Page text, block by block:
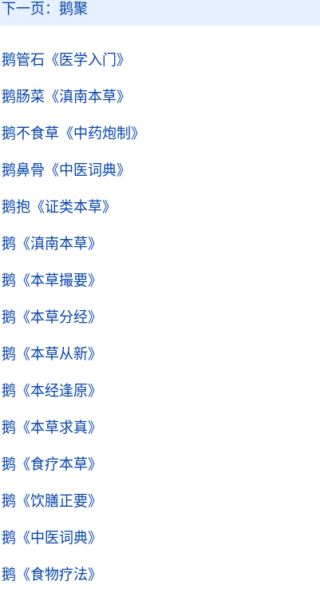
下一页： 鹅聚
鹅管石 《医学入门》
鹅肠菜 《滇南本草》
鹅不食草 《中药炮制》
鹅鼻骨 《中医词典》
鹅抱 《证类本草》
鹅 《滇南本草》
鹅 《本草撮要》
鹅 《本草分经》
鹅 《本草从新》
鹅 《本经逢原》
鹅 《本草求真》
鹅 《食疗本草》
鹅 《饮膳正要》
鹅 《中医词典》
鹅 《食物疗法》